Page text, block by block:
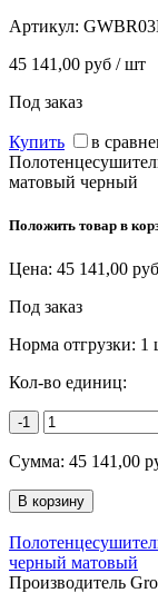
Артикул:
45 141,00 руб / шт
Под заказ
Купить в
матовый черный
Положить товар в
Цена: 45 141,00 руб
Под заказ
Норма отгрузки: 1
Кол-во единиц:
-1
Сумма: 45 141,00
черный матовый
Производитель